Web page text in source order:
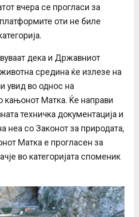
вчера се прогласи за
оти не биле
дека и Државниот
средина ќе излезе на
увид во однос на
кањонот Матка. Ќе направи
техничка документација и
неа со Законот за природата,
Матка е прогласен за
во категоријата споменик